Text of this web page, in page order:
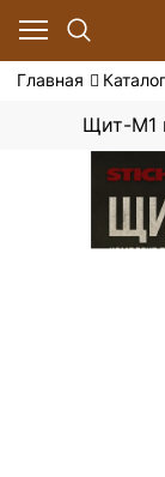
Главная Каталог
Щит-М1